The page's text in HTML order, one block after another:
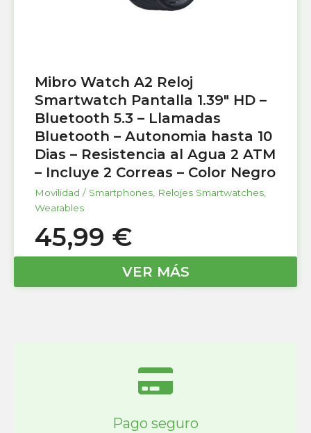
Mibro Watch A2 Reloj
Smartwatch Pantalla 1.39″ HD –
Bluetooth 5.3 – Llamadas
Bluetooth – Autonomia hasta 10
Dias – Resistencia al Agua 2 ATM
– Incluye 2 Correas – Color Negro
Movilidad / Smartphones Relojes Smartwatches
Wearables
45,99 €
VER MÁS
Pago seguro